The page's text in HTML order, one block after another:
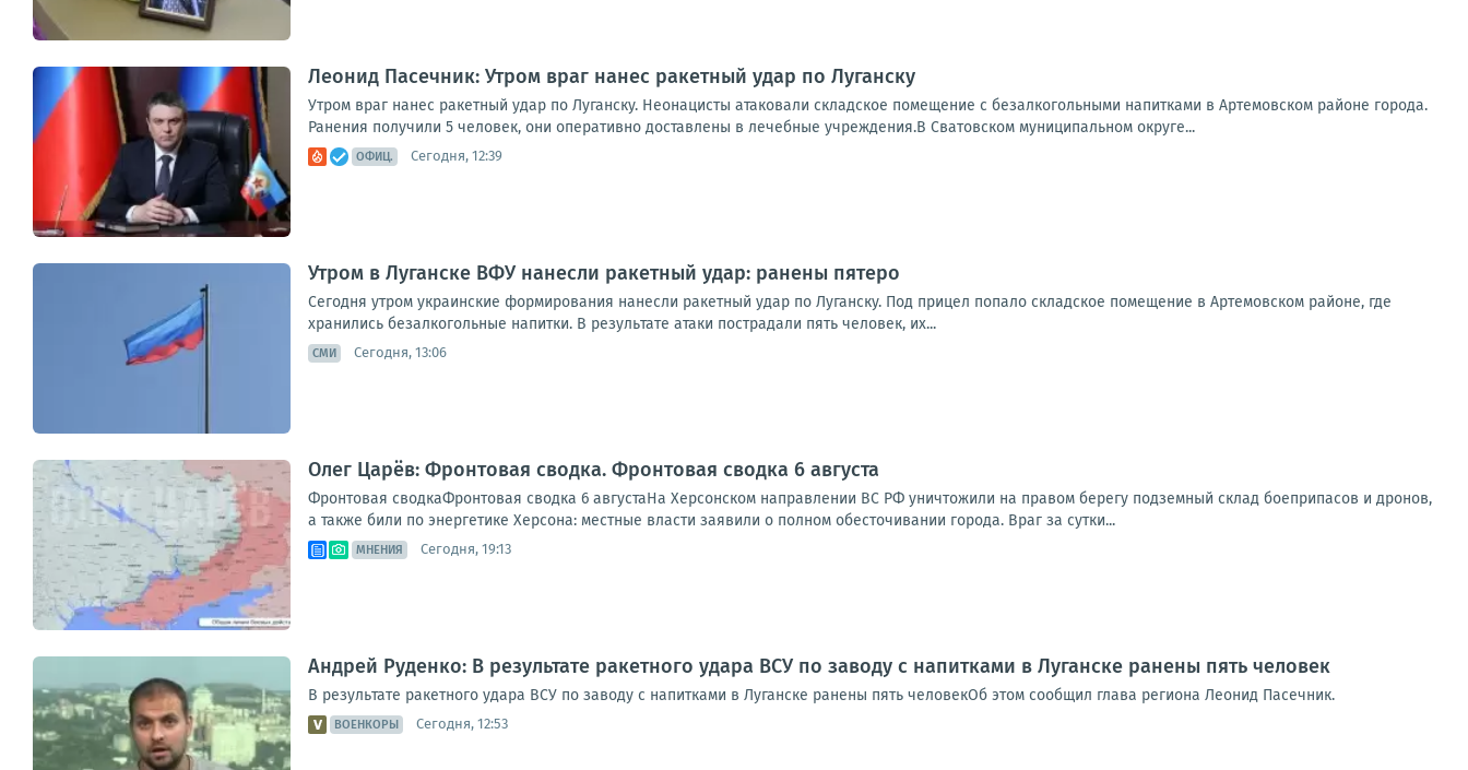
Леонид Пасечник: Утром враг нанес ракетный удар по Луганску
Утром враг нанес ракетный удар по Луганску. Неонацисты атаковали складское помещение с безалкогольными напитками в Артемовском районе города.
Ранения получили 5 человек, они оперативно доставлены в лечебные учреждения.В Сватовском муниципальном округе...
ОФИЦ. Сегодня, 12:39
Утром в Луганске ВФУ нанесли ракетный удар: ранены пятеро
Сегодня утром украинские формирования нанесли ракетный удар по Луганску. Под прицел попало складское помещение в Артемовском районе, где
хранились безалкогольные напитки. В результате атаки пострадали пять человек, их...
СМИ Сегодня, 13:06
Олег Царёв: Фронтовая сводка. Фронтовая сводка 6 августа
Фронтовая сводкаФронтовая сводка 6 августаНа Херсонском направлении ВС РФ уничтожили на правом берегу подземный склад боеприпасов и дронов,
а также били по энергетике Херсона: местные власти заявили о полном обесточивании города. Враг за сутки...
МНЕНИЯ Сегодня, 19:13
Андрей Руденко: В результате ракетного удара ВСУ по заводу с напитками в Луганске ранены пять человек
В результате ракетного удара ВСУ по заводу с напитками в Луганске ранены пять человекОб этом сообщил глава региона Леонид Пасечник.
ВОЕНКОРЫ Сегодня, 12:53